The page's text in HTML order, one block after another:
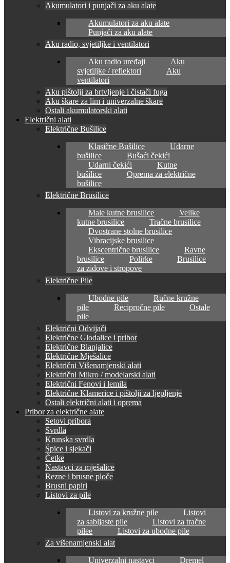
Akumulatori i punjači za aku alate
Akumulatori za aku alate
Punjači za aku alate
Aku radio, svjetiljke i ventilatori
Aku radio uređaji
Aku
svjetiljke / reflektori
Aku
ventilatori
Aku pištolji za brtvljenje i čistači fuga
Aku škare za lim i univerzalne škare
Ostali akumulatorski alati
Električni alati
Električne Bušilice
Klasične Bušilice
Udarne
bušilice
Bušaći čekići
Udarni čekići
Kutne
bušilice
Oprema za električne
bušilice
Električne Brusilice
Male kutne brusilice
Velike
kutne brusilice
Tračne brusilice
Dvostrane stolne brusilice
Vibracijske brusilice
Ekscentrične brusilice
Ravne
brusilice
Polirke
Brusilice
za zidove i stropove
Električne Pile
Ubodne pile
Ručne kružne
pile
Recipročne pile
Ostale
pile
Električni Odvijači
Električne Glodalice i pribor
Električne Blanjalice
Električne Mješalice
Električni Višenamjenski alati
Električni Mikro / modelarski alati
Električni Fenovi i lemila
Električne Klamerice i pištolji za ljepljenje
Ostali električni alati i oprema
Pribor za električne alate
Setovi pribora
Svrdla
Krunska svrdla
Špice i sjekači
Četke
Nastavci za mješalice
Rezne i brusne ploče
Brusni papiri
Listovi za pile
Listovi za kružne pile
Listovi
za sabljaste pile
Listovi za tračne
pilee
Listovi za ubodne pile
Za višenamjenski alat
Univerzalni nastavci
Dremel